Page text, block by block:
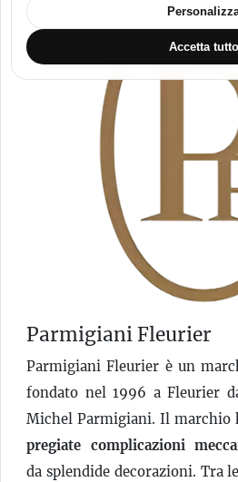
Parmigiani Fleurier
Parmigiani Fleurier è un
fondato nel 1996 a Fleurier
Michel Parmigiani. Il marchio
pregiate complicazioni
da splendide decorazioni. Tra
Accetta tutto